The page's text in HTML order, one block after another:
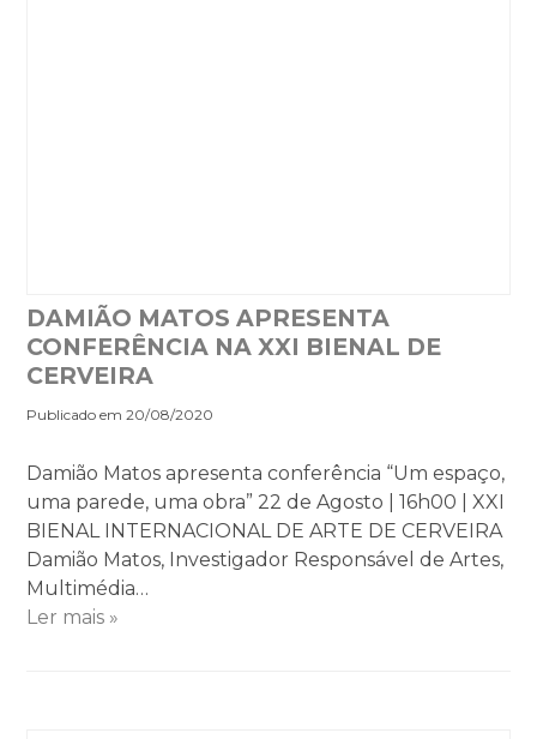
DAMIÃO MATOS APRESENTA
CONFERÊNCIA NA XXI BIENAL DE
CERVEIRA
Publicado em 20/08/2020
Damião Matos apresenta conferência “Um espaço,
uma parede, uma obra” 22 de Agosto | 16h00 | XXI
BIENAL INTERNACIONAL DE ARTE DE CERVEIRA
Damião Matos, Investigador Responsável de Artes,
Multimédia…
Ler mais »